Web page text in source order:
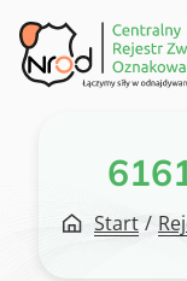
Przejdź
do
treści
Start /